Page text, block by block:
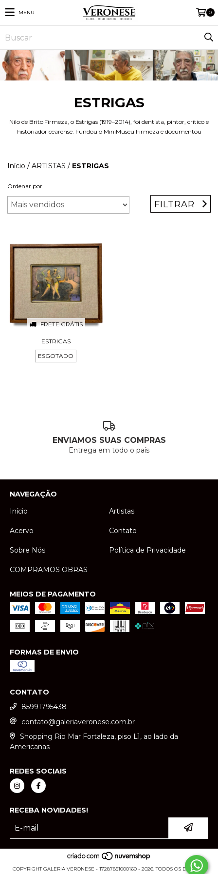
MENU 0
ESTRIGAS
Nilo de Brito Firmeza, o Estrigas (1919–2014), foi dentista, pintor, crítico e
historiador cearense. Fundou o MiniMuseu Firmeza e documentou
Início / ARTISTAS / ESTRIGAS
Ordenar por
FILTRAR
FRETE GRÁTIS
ESTRIGAS
ESGOTADO
ENVIAMOS SUAS COMPRAS
Entrega em todo o país
NAVEGAÇÃO
Início
Artistas
Acervo Contato
Sobre Nós Política de Privacidade
COMPRAMOS OBRAS
MEIOS DE PAGAMENTO
FORMAS DE ENVIO
CONTATO
85991795438
contato@galeriaveronese.com.br
Shopping Rio Mar Fortaleza, piso L1, ao lado da
Americanas
REDES SOCIAIS
RECEBA NOVIDADES!
COPYRIGHT GALERIA VERONESE - 17287851000160 - 2026. TODOS OS DIREITOS